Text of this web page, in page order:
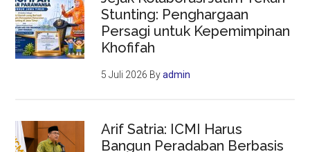
Stunting: Penghargaan
Persagi untuk Kepemimpinan
Khofifah
5 Juli 2026 Byadmin
Arif Satria: ICMI Harus
Bangun Peradaban Berbasis